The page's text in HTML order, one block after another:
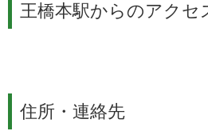
王橋本駅からのアクセ
住所・連絡先